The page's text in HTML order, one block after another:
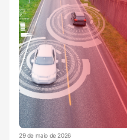
29 de maio de 2026